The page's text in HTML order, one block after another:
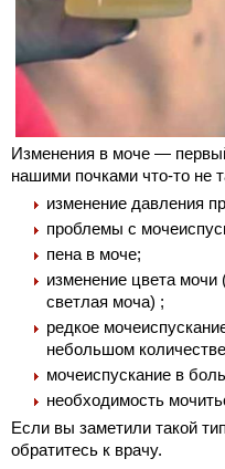
Изменения в моче —
нашими почками что-то не
изменение давления
проблемы с
пена в моче;
изменение цвета
светлая моча) ;
редкое
небольшом количестве
мочеиспускание в
необходимость
Если вы заметили такой
обратитесь к врачу.